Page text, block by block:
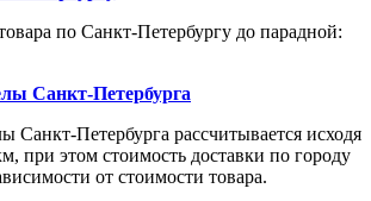
по Санкт-Петербургу до парадной:
Санкт-Петербурга
Санкт-Петербурга рассчитывается исходя
при этом стоимость доставки по городу
от стоимости товара.